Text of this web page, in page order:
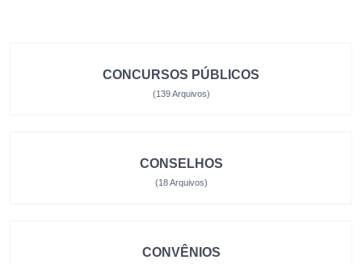
CONCURSOS PÚBLICOS
(139 Arquivos)
CONSELHOS
(18 Arquivos)
CONVÊNIOS